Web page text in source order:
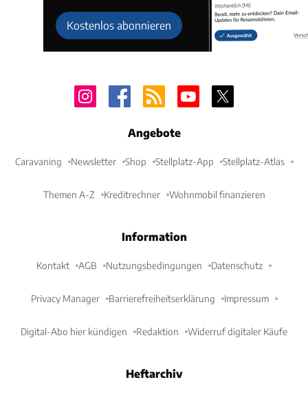
Kostenlos abonnieren
Angebote
Caravaning Newsletter Shop Stellplatz-App Stellplatz-Atlas
Themen A-Z Kreditrechner Wohnmobil finanzieren
Information
Kontakt AGB Nutzungsbedingungen Datenschutz
Privacy Manager Barrierefreiheitserklärung Impressum
Digital-Abo hier kündigen Redaktion Widerruf digitaler Käufe
Heftarchiv